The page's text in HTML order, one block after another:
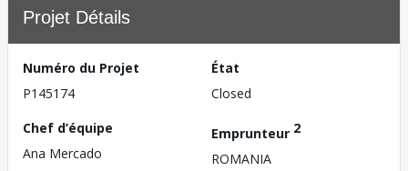
Projet Détails
Numéro du Projet
P145174
État
Closed
Chef d’équipe
Ana Mercado
Emprunteur 2
ROMANIA